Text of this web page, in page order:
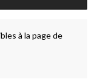
à la page de